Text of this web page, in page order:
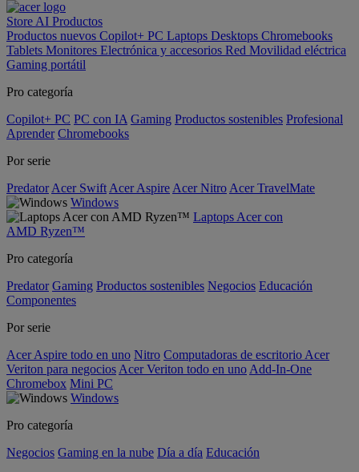
Store AI Productos
Productos nuevos Copilot+ PC Laptops Desktops Chromebooks
Tablets Monitores Electrónica y accesorios Red Movilidad eléctrica
Gaming portátil
Pro categoría
Copilot+ PC PC con IA Gaming Productos sostenibles Profesional
Aprender Chromebooks
Por serie
Predator Acer Swift Acer Aspire Acer Nitro Acer TravelMate
Windows
Laptops Acer con
AMD Ryzen™
Pro categoría
Predator Gaming Productos sostenibles Negocios Educación
Componentes
Por serie
Acer Aspire todo en uno Nitro Computadoras de escritorio Acer
Veriton para negocios Acer Veriton todo en uno Add-In-One
Chromebox Mini PC
Windows
Pro categoría
Negocios Gaming en la nube Día a día Educación